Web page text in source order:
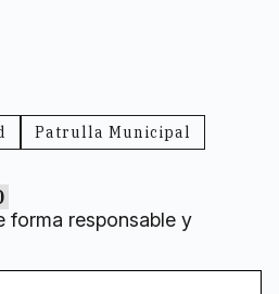
Patrulla Municipal
forma responsable y